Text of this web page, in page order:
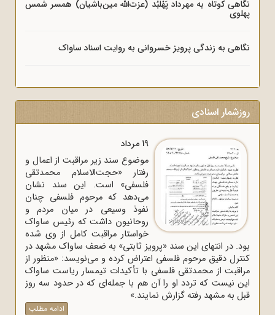
نگاهی کوتاه به مهرداد پَهْلبُد (عزت‌الله مین‌باشیان) همسر شمس
پهلوی
نگاهی به زندگی پرویز خسروانی به روایت اسناد ساواک
روزشمار اسنادی
19 مرداد
موضوع سند زیر مراقبت از اعمال و
رفتار «حجت‌الاسلام محمدتقی
فلسفی» است. این سند نشان
می‌دهد که مرحوم فلسفی چنان
نفوذ وسیعی در میان مردم و
روحانیون داشت که رئیس ساواک
خواستار مراقبت کامل از وی شده
بود. در انتهای این سند «پرویز ثابتی» به ضعف ساواک مشهد در
کنترل دقیق مرحوم فلسفی اعتراض کرده و می‌نویسد: «منظور از
مراقبت از محمدتقی فلسفی با تأکیدات تیمسار ریاست ساواک
این نیست که تردد او را آن هم با جمله‌ای که در حدود سه روز
قبل به مشهد رفته گزارش نمایند.»
ادامه مطلب